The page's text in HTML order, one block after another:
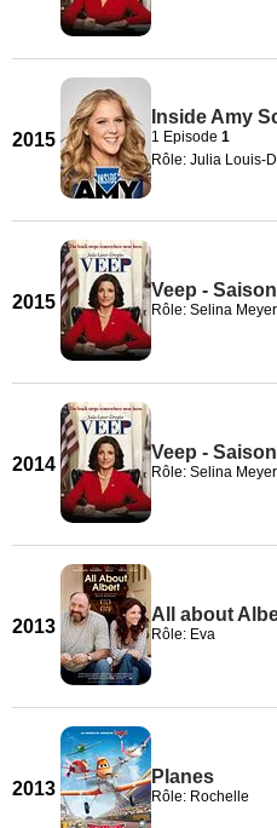
2015
Inside Amy
1 Episode 1
Rôle: Julia Louis-
2015
Veep -
Rôle: Selina Meyer
2014
Veep -
Rôle: Selina Meyer
2013
All about
Rôle: Eva
2013
Planes
Rôle: Rochelle